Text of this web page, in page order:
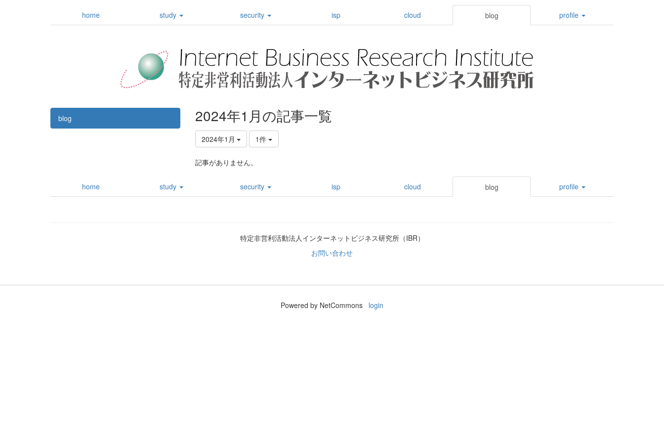
home study security isp cloud blog profile
2024年1月の記事一覧
2024年1月 1件
記事がありません。
blog
home study security isp cloud blog profile
特定非営利活動法人インターネットビジネス研究所（IBR）
お問い合わせ
Powered by NetCommons login